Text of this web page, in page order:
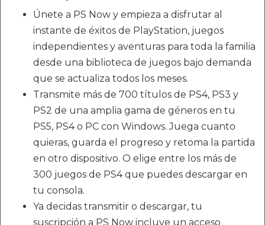
Únete a PS Now y empieza a disfrutar al
instante de éxitos de PlayStation, juegos
independientes y aventuras para toda la familia
desde una biblioteca de juegos bajo demanda
que se actualiza todos los meses.
Transmite más de 700 títulos de PS4, PS3 y
PS2 de una amplia gama de géneros en tu
PS5, PS4 o PC con Windows. Juega cuanto
quieras, guarda el progreso y retoma la partida
en otro dispositivo. O elige entre los más de
300 juegos de PS4 que puedes descargar en
tu consola.
Ya decidas transmitir o descargar, tu
suscripción a PS Now incluye un acceso